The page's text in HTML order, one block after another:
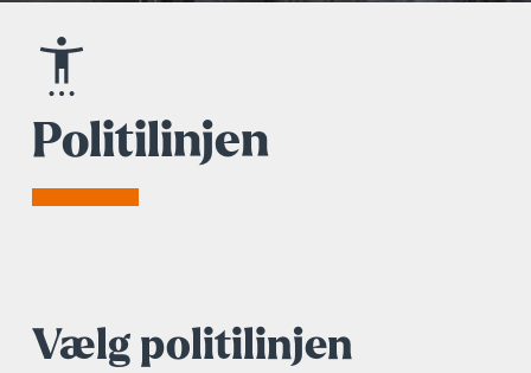
Politilinjen
Vælg politilinjen
Elevportræt
Brochure
Fitness
Hiphop
Organisk værksted
Sportsmassør
Køn, krop og seksualitet
Politi-teori
Projektleder
Sportsmassør
OCR i Spanien
Skitur til Norge
Mille Sigsgaard Christensen
Peter Fuglsang
Viborg Elitehold